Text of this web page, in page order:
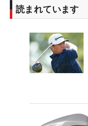
読まれています